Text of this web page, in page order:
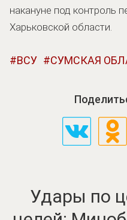
накануне под контроль
Харьковской области.
ВСУ СУМСКАЯ
Удары по